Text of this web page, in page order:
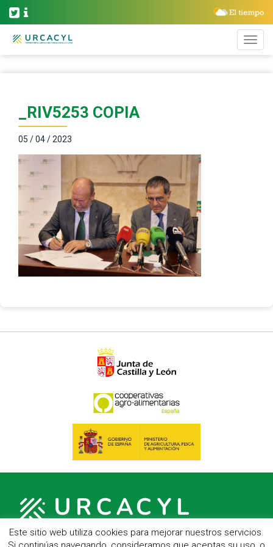
_RIV5253 COPIA
05 / 04 / 2023
Este sitio web utiliza cookies para mejorar nuestros servicios.